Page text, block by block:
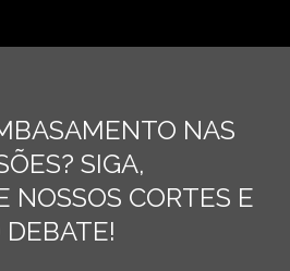
NAS
SIGA,
NOSSOS CORTES E
DEBATE!